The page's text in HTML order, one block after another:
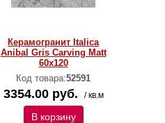
Керамогранит Italica
Anibal Gris Carving Matt
60x120
Код товара:52591
3354.00 руб. / кв.м
В корзину